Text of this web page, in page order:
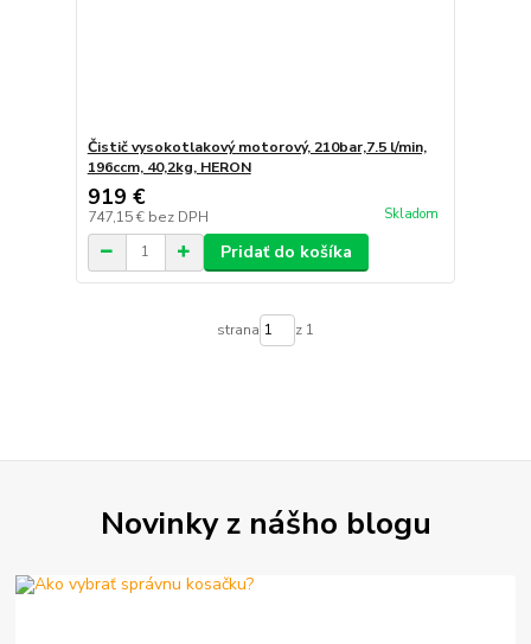
Čistič vysokotlakový motorový, 210bar,7.5 l/min,
196ccm, 40,2kg, HERON
919 €
747,15 € bez DPH Skladom
Pridať do košíka
strana z 1
Novinky z nášho blogu